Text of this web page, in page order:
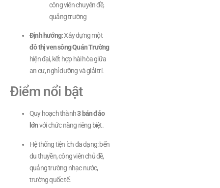
công viên chuyên đề,
quảng trường
Định hướng:Xây dựng một
đô thị ven sông Quán Trường
hiện đại, kết hợp hài hòa giữa
an cư, nghỉ dưỡng và giải trí.
Điểm nổi bật
Quy hoạch thành3 bán đảo
lớnvới chức năng riêng biệt.
Hệ thống tiện ích đa dạng: bến
du thuyền, công viên chủ đề,
quảng trường nhạc nước,
trường quốc tế.